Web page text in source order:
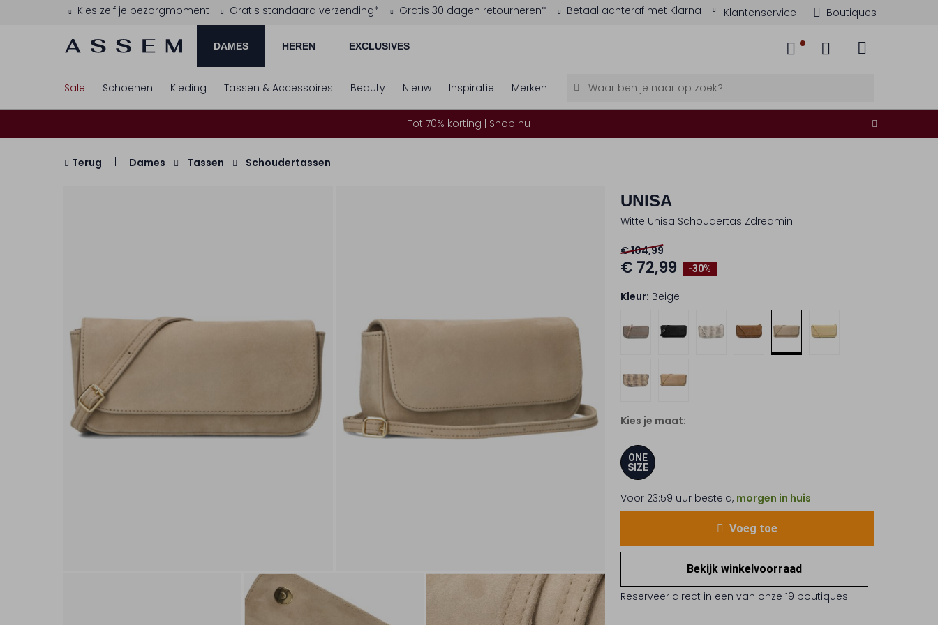
Kies zelf je bezorgmoment Gratis standaard verzending* Gratis 30 dagen retourneren* Betaal achteraf met Klarna Klantenservice Boutiques
DAMES HEREN EXCLUSIVES
Sale Schoenen Kleding Tassen & Accessoires Beauty Nieuw Inspiratie Merken
Tot 70% korting | Shop nu
Terug Dames Tassen Schoudertassen
UNISA
Witte Unisa Schoudertas Zdreamin
-30%
€ 104,99
€ 72,99
Kleur: Beige
Kies je maat:
ONE
SIZE
Voor 23:59 uur besteld, morgen in huis
Voeg toe
Bekijk winkelvoorraad
Reserveer direct in een van onze 19 boutiques